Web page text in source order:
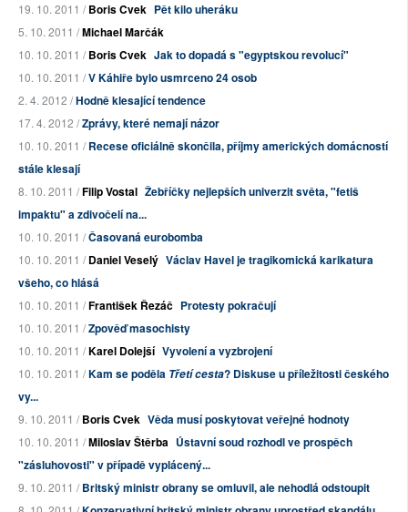
19. 10. 2011 /Boris Cvek Pět kilo uheráku
5. 10. 2011 /Michael Marčák
10. 10. 2011 /Boris Cvek Jak to dopadá s "egyptskou revolucí"
10. 10. 2011 /V Káhiře bylo usmrceno 24 osob
2. 4. 2012 /Hodně klesající tendence
17. 4. 2012 /Zprávy, které nemají názor
10. 10. 2011 /Recese oficiálně skončila, příjmy amerických domácností
stále klesají
8. 10. 2011 /Filip Vostal Žebříčky nejlepších univerzit světa, "fetiš
impaktu" a zdivočelí na...
10. 10. 2011 /Časovaná eurobomba
10. 10. 2011 /Daniel Veselý Václav Havel je tragikomická karikatura
všeho, co hlásá
10. 10. 2011 /František Řezáč Protesty pokračují
10. 10. 2011 /Zpověď masochisty
10. 10. 2011 /Karel Dolejší Vyvolení a vyzbrojení
10. 10. 2011 /Kam se poděla Třetí cesta? Diskuse u příležitosti českého
vy...
9. 10. 2011 /Boris Cvek Věda musí poskytovat veřejné hodnoty
10. 10. 2011 /Miloslav Štěrba Ústavní soud rozhodl ve prospěch
"zásluhovosti" v případě vyplácený...
9. 10. 2011 /Britský ministr obrany se omluvil, ale nehodlá odstoupit